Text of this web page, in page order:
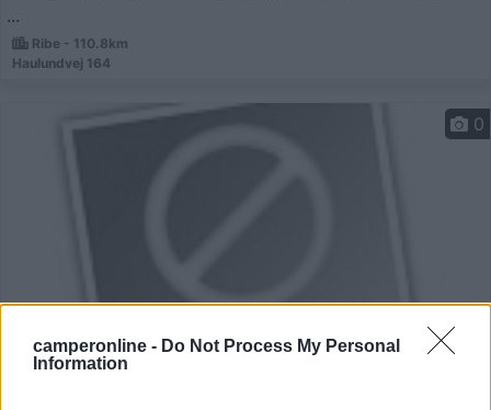
camperonline - Do Not Process My Personal
Information
...
Ribe - 110.8km
Haulundvej 164
0